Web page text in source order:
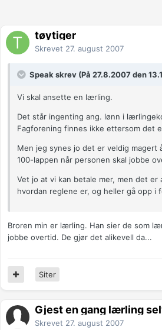
tøytiger
Skrevet 27. august 2007
Speak skrev (På 27.8.2007 den
Vi skal ansette en lærling.
Det står ingenting ang. lønn i
Fagforening finnes ikke ettersom det
Men jeg synes jo det er veldig magert
100-lappen når personen skal jobbe
Vet jo at vi kan betale mer, men det er
hvordan reglene er, og heller gå opp i
Broren min er lærling. Han sier de som
jobbe overtid. De gjør det alikevell da...
Siter
Gjest en gang lærling
Skrevet 27. august 2007